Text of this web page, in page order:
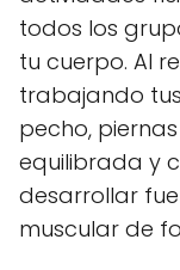
todos los
tu cuerpo. Al
trabajando
pecho,
equilibrada y
desarrollar
muscular de